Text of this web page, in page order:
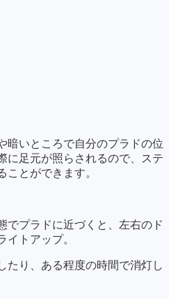
暗いところで自分のプラドの位
に足元が照らされるので、ステ
ことができます。
でプラドに近づくと、左右のド
イトアップ。
たり、ある程度の時間で消灯し